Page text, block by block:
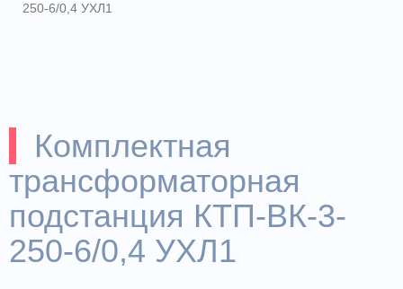
250-6/0,4 УХЛ1
Комплектная
трансформаторная
подстанция КТП-ВК-3-
250-6/0,4 УХЛ1